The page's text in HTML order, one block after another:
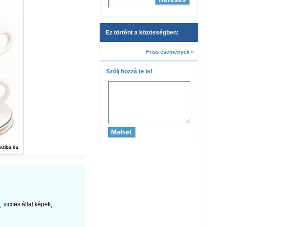
vicces állat képek
Ez történt a közösségben:
Friss események »
Szólj hozzá te is!